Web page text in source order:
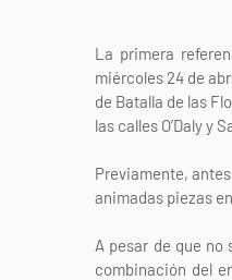
La primera
miércoles 24 de
de Batalla de las
las calles O’Daly y
Previamente,
animadas piezas
A pesar de que no
combinación del